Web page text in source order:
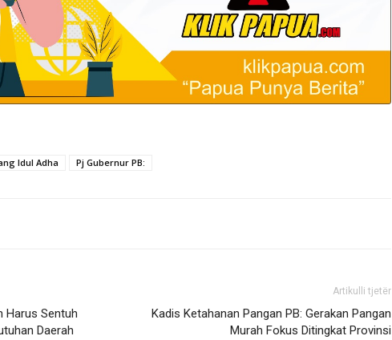
Idul Adha Pj Gubernur PB:
Harus Sentuh
Daerah
Artikulli tjetër
Kadis Ketahanan Pangan PB: Gerakan Pangan
Murah Fokus Ditingkat Provinsi